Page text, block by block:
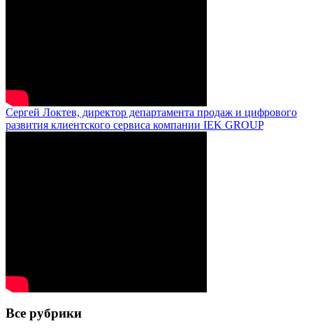
Сергей Локтев, директор департамента продаж и цифрового
развития клиентского сервиса компании IEK GROUP
Все рубрики